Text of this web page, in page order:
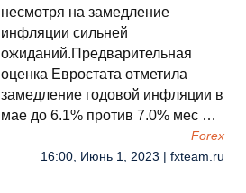
несмотря на замедление
инфляции сильней
ожиданий.Предварительная
оценка Евростата отметила
замедление годовой инфляции в
мае до 6.1% против 7.0% мес …
Forex
16:00, Июнь 1, 2023 | fxteam.ru